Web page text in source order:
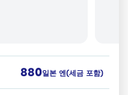
880일본 엔(세금 포함)